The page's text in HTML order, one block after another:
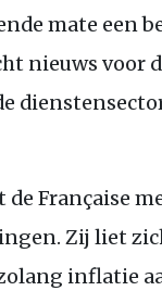
mate een
nieuws voor
Française
Zij liet
inflatie